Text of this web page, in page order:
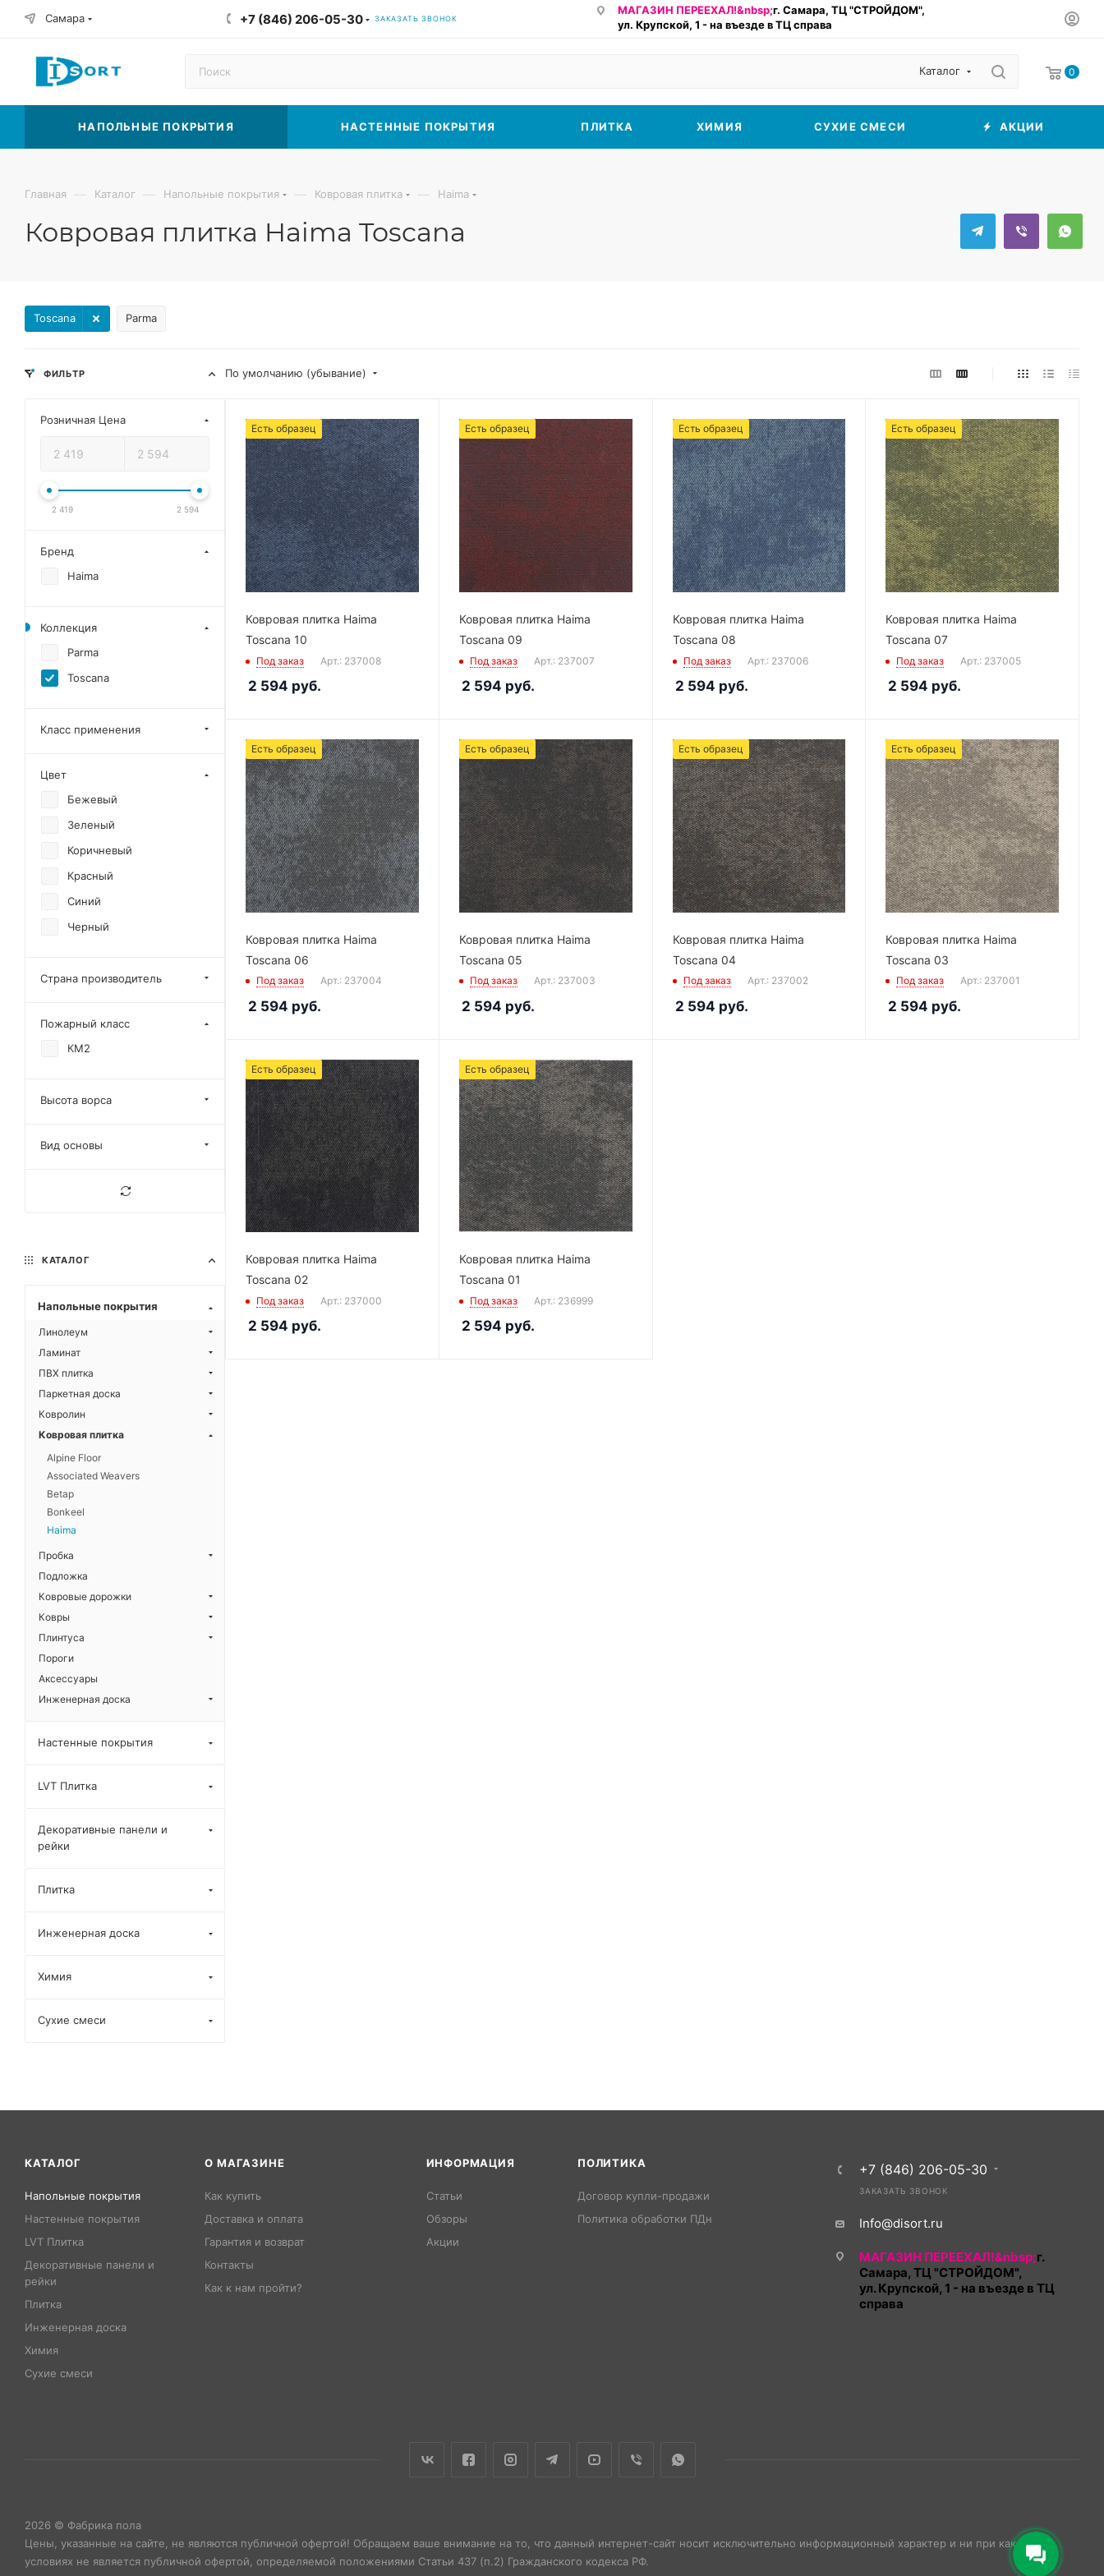
Самара +7 (846) 206-05-30 ЗАКАЗАТЬ ЗВОНОК
МАГАЗИН ПЕРЕЕХАЛ!&nbsp;г. Самара, ТЦ "СТРОЙДОМ",
ул. Крупской, 1 - на въезде в ТЦ справа
Каталог 0
НАПОЛЬНЫЕ ПОКРЫТИЯ НАСТЕННЫЕ ПОКРЫТИЯ ПЛИТКА ХИМИЯ СУХИЕ СМЕСИ АКЦИИ
Главная — Каталог — Напольные покрытия — Ковровая плитка — Haima
Ковровая плитка Haima Toscana
Parma
Toscana
По умолчанию (убывание)
Есть образец
Ковровая плитка Haima
Toscana 10
Под заказ Арт.: 237008
2 594 руб.
Есть образец
Ковровая плитка Haima
Toscana 09
Под заказ Арт.: 237007
2 594 руб.
Есть образец
Ковровая плитка Haima
Toscana 08
Под заказ Арт.: 237006
2 594 руб.
Есть образец
Ковровая плитка Haima
Toscana 07
Под заказ Арт.: 237005
2 594 руб.
Есть образец
Ковровая плитка Haima
Toscana 06
Под заказ Арт.: 237004
2 594 руб.
Есть образец
Ковровая плитка Haima
Toscana 05
Под заказ Арт.: 237003
2 594 руб.
Есть образец
Ковровая плитка Haima
Toscana 04
Под заказ Арт.: 237002
2 594 руб.
Есть образец
Ковровая плитка Haima
Toscana 03
Под заказ Арт.: 237001
2 594 руб.
Есть образец
Ковровая плитка Haima
Toscana 02
Под заказ Арт.: 237000
2 594 руб.
Есть образец
Ковровая плитка Haima
Toscana 01
Под заказ Арт.: 236999
2 594 руб.
ФИЛЬТР
Розничная Цена
2 419 2 594
Бренд
Haima
Коллекция
Parma
Toscana
Класс применения
Цвет
Бежевый
Зеленый
Коричневый
Красный
Синий
Черный
Страна производитель
Пожарный класс
КМ2
Высота ворса
Вид основы
КАТАЛОГ
Напольные покрытия
Линолеум
Ламинат
ПВХ плитка
Паркетная доска
Ковролин
Ковровая плитка
Alpine Floor
Associated Weavers
Betap
Bonkeel
Haima
Пробка
Подложка
Ковровые дорожки
Ковры
Плинтуса
Пороги
Аксессуары
Инженерная доска
Настенные покрытия
LVT Плитка
Декоративные панели и
рейки
Плитка
Инженерная доска
Химия
Сухие смеси
КАТАЛОГ
Напольные покрытия
Настенные покрытия
LVT Плитка
Декоративные панели и
рейки
Плитка
Инженерная доска
Химия
Сухие смеси
О МАГАЗИНЕ
Как купить
Доставка и оплата
Гарантия и возврат
Контакты
Как к нам пройти?
ИНФОРМАЦИЯ
Статьи
Обзоры
Акции
ПОЛИТИКА
Договор купли-продажи
Политика обработки ПДн
+7 (846) 206-05-30
ЗАКАЗАТЬ ЗВОНОК
Info@disort.ru
МАГАЗИН ПЕРЕЕХАЛ!&nbsp;г.
Самара, ТЦ "СТРОЙДОМ",
ул. Крупской, 1 - на въезде в ТЦ
справа
2026 © Фабрика пола
Цены, указанные на сайте, не являются публичной офертой! Обращаем ваше внимание на то, что данный интернет-сайт носит исключительно информационный характер и ни при каких
условиях не является публичной офертой, определяемой положениями Статьи 437 (п.2) Гражданского кодекса РФ.